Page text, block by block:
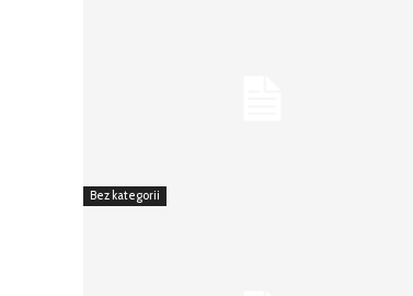
Bez kategorii